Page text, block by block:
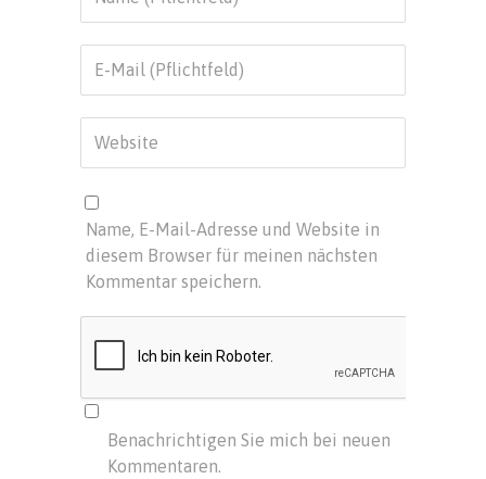
Name, E-Mail-Adresse und Website in
diesem Browser für meinen nächsten
Kommentar speichern.
Benachrichtigen Sie mich bei neuen
Kommentaren.